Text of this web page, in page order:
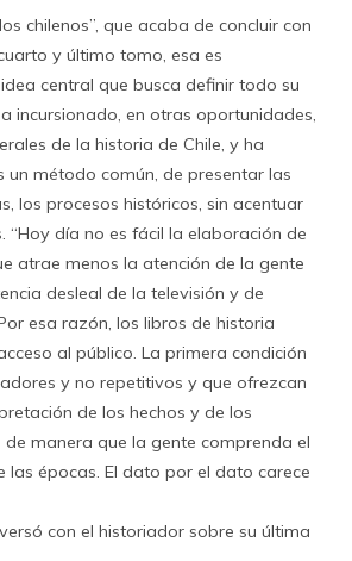
chilenos”, que acaba de concluir con
y último tomo, esa es
central que busca definir todo su
incursionado, en otras oportunidades,
de la historia de Chile, y ha
un método común, de presentar las
los procesos históricos, sin acentuar
“Hoy día no es fácil la elaboración de
atrae menos la atención de la gente
desleal de la televisión y de
esa razón, los libros de historia
al público. La primera condición
y no repetitivos y que ofrezcan
de los hechos y de los
de manera que la gente comprenda el
las épocas. El dato por el dato carece
con el historiador sobre su última